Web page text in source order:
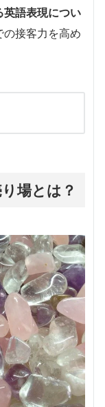
英語表現につい
の接客力を高め
場とは？